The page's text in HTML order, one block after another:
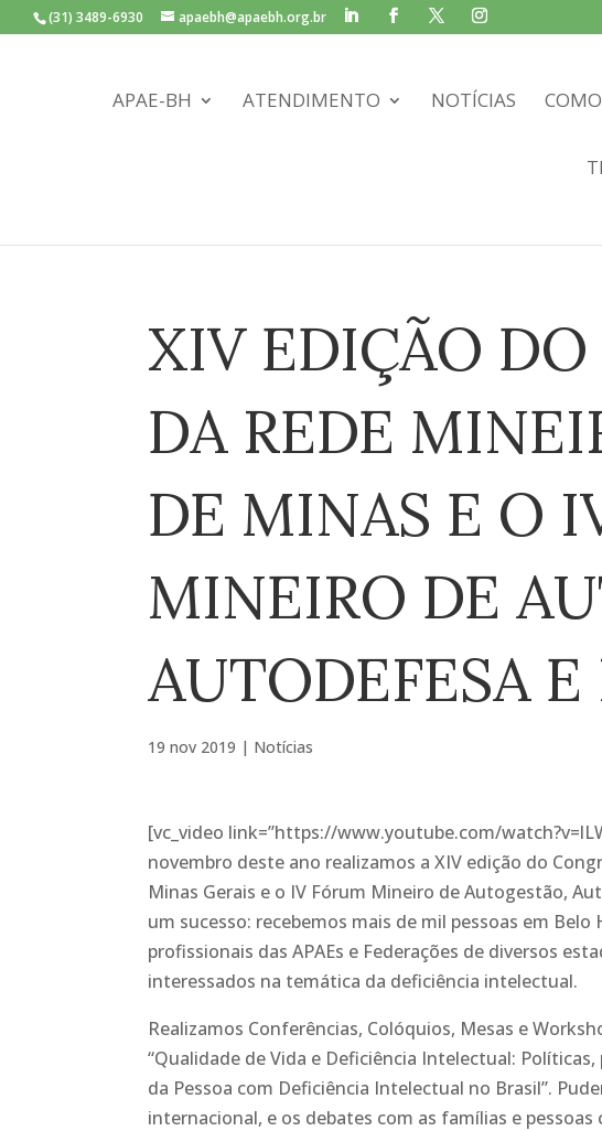
(31) 3489-6930 apaebh@apaebh.org.br
APAE-BH ATENDIMENTO NOTÍCIAS
XIV EDIÇÃO DO
DA REDE
DE MINAS E O
MINEIRO DE
AUTODEFESA
19 nov 2019 | Notícias
[vc_video link=”https://www.youtube.com/
novembro deste ano realizamos a XIV edição do
Minas Gerais e o IV Fórum Mineiro de Autogestão,
um sucesso: recebemos mais de mil pessoas em
profissionais das APAEs e Federações de diversos
interessados na temática da deficiência intelectual.
Realizamos Conferências, Colóquios, Mesas e
“Qualidade de Vida e Deficiência Intelectual:
da Pessoa com Deficiência Intelectual no Brasil”.
internacional, e os debates com as famílias e